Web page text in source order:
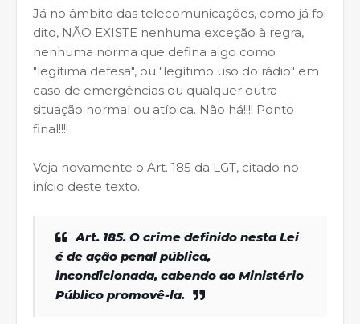
Já no âmbito das telecomunicações, como já foi
dito, NÃO EXISTE nenhuma exceção à regra,
nenhuma norma que defina algo como
"legítima defesa", ou "legítimo uso do rádio" em
caso de emergências ou qualquer outra
situação normal ou atípica. Não há!!!! Ponto
final!!!!
Veja novamente o Art. 185 da LGT, citado no
início deste texto.
Art. 185. O crime definido nesta Lei
é de ação penal pública,
incondicionada, cabendo ao Ministério
Público promovê-la.